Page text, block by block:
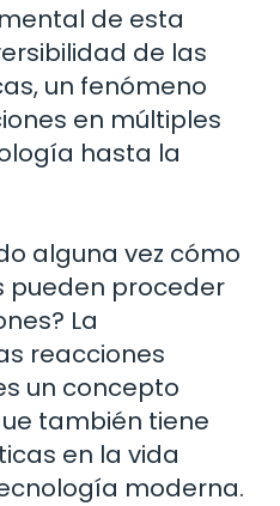
de esta
de las
un fenómeno
en múltiples
hasta la
alguna vez cómo
pueden proceder
La
reacciones
un concepto
también tiene
en la vida
moderna.